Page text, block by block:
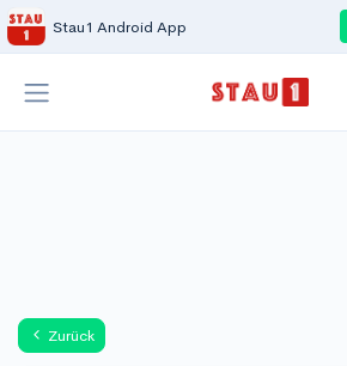
Stau1 Android App
Zurück